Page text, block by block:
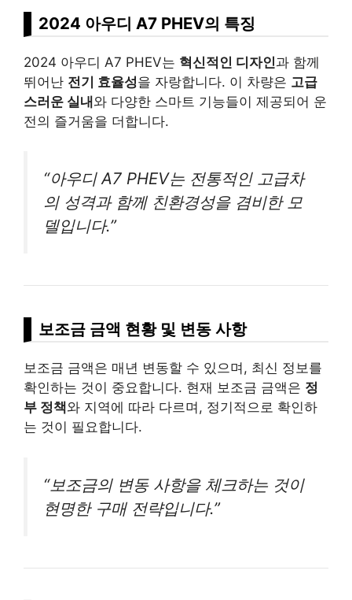
2024 아우디 A7 PHEV의 특징
2024 아우디 A7 PHEV는 혁신적인 디자인과 함께
뛰어난 전기 효율성을 자랑합니다. 이 차량은 고급
스러운 실내와 다양한 스마트 기능들이 제공되어 운
전의 즐거움을 더합니다.
“아우디 A7 PHEV는 전통적인 고급차
의 성격과 함께 친환경성을 겸비한 모
델입니다.”
보조금 금액 현황 및 변동 사항
보조금 금액은 매년 변동할 수 있으며, 최신 정보를
확인하는 것이 중요합니다. 현재 보조금 금액은 정
부 정책와 지역에 따라 다르며, 정기적으로 확인하
는 것이 필요합니다.
“보조금의 변동 사항을 체크하는 것이
현명한 구매 전략입니다.”